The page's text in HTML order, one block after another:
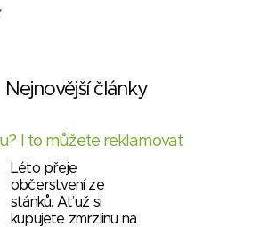
Nejnovější články
I to můžete reklamovat
Léto přeje
občerstvení ze
stánků. Ať už si
kupujete zmrzlinu na